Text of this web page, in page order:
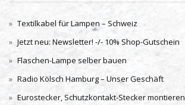
Textilkabel für Lampen – Schweiz
Jetzt neu: Newsletter! -/- 10% Shop-Gutschein
Flaschen-Lampe selber bauen
Radio Kölsch Hamburg – Unser Geschäft
Eurostecker, Schutzkontakt-Stecker montieren